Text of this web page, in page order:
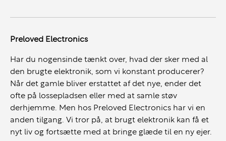
Preloved Electronics
Har du nogensinde tænkt over, hvad der sker med al
den brugte elektronik, som vi konstant producerer?
Når det gamle bliver erstattet af det nye, ender det
ofte på lossepladsen eller med at samle støv
derhjemme. Men hos Preloved Electronics har vi en
anden tilgang. Vi tror på, at brugt elektronik kan få et
nyt liv og fortsætte med at bringe glæde til en ny ejer.